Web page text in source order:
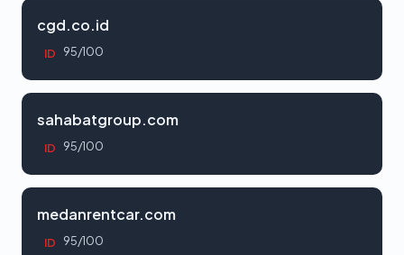
cgd.co.id
ID 95/100
sahabatgroup.com
ID 95/100
medanrentcar.com
ID 95/100